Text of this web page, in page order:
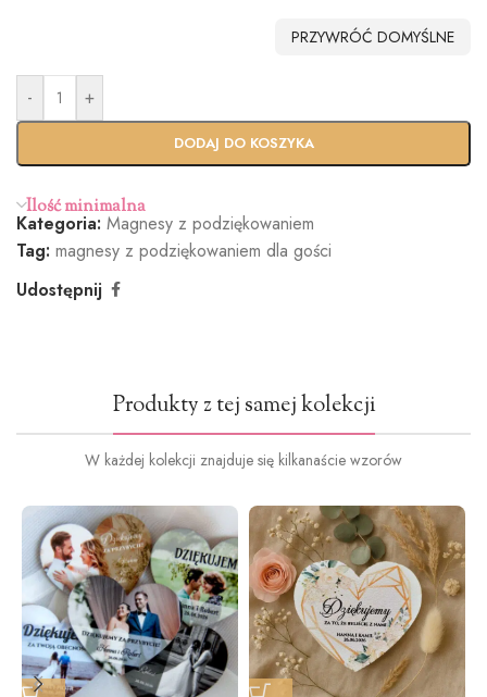
PRZYWRÓĆ DOMYŚLNE
- +
DODAJ DO KOSZYKA
Ilość minimalna
Kategoria: Magnesy z podziękowaniem
Tag: magnesy z podziękowaniem dla gości
Udostępnij
Produkty z tej samej kolekcji
W każdej kolekcji znajduje się kilkanaście wzorów